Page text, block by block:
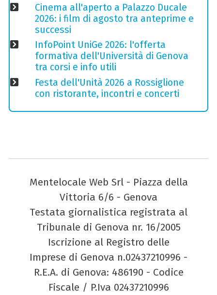
Cinema all'aperto a Palazzo Ducale
2026: i film di agosto tra anteprime e
successi
InfoPoint UniGe 2026: l'offerta
formativa dell'Università di Genova
tra corsi e info utili
Festa dell'Unità 2026 a Rossiglione
con ristorante, incontri e concerti
Mentelocale Web Srl - Piazza della
Vittoria 6/6 - Genova
Testata giornalistica registrata al
Tribunale di Genova nr. 16/2005
Iscrizione al Registro delle
Imprese di Genova n.02437210996 -
R.E.A. di Genova: 486190 - Codice
Fiscale / P.Iva 02437210996